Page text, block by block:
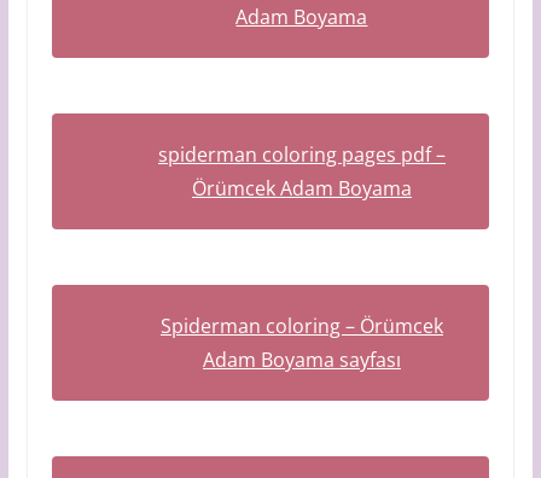
Adam Boyama
spiderman coloring pages pdf –
Örümcek Adam Boyama
Spiderman coloring – Örümcek
Adam Boyama sayfası